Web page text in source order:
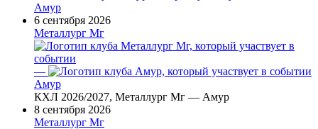
Амур
6 сентября 2026
Металлург Мг
—
Амур
КХЛ 2026/2027, Металлург Мг — Амур
8 сентября 2026
Металлург Мг